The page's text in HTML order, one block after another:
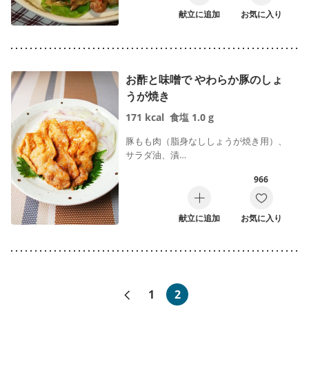
献立に追加 お気に入り
お酢と味噌で やわらか豚のしょ
うが焼き
171 kcal 食塩 1.0 g
豚もも肉（脂身なししょうが焼き用）、
サラダ油、漬…
献立に追加
966
お気に入り
«前へ
1 2